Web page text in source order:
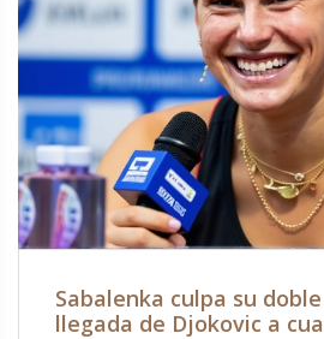
Sabalenka culpa su
llegada de Djokovic a